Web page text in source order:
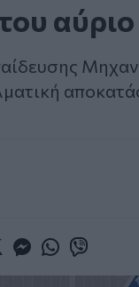
αύριο